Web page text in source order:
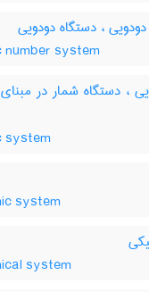
، دستگاه دودویی
system
، دستگاه شمار در
system
system
system